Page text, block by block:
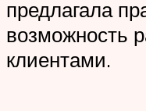
предлагала
возможность
клиентами.